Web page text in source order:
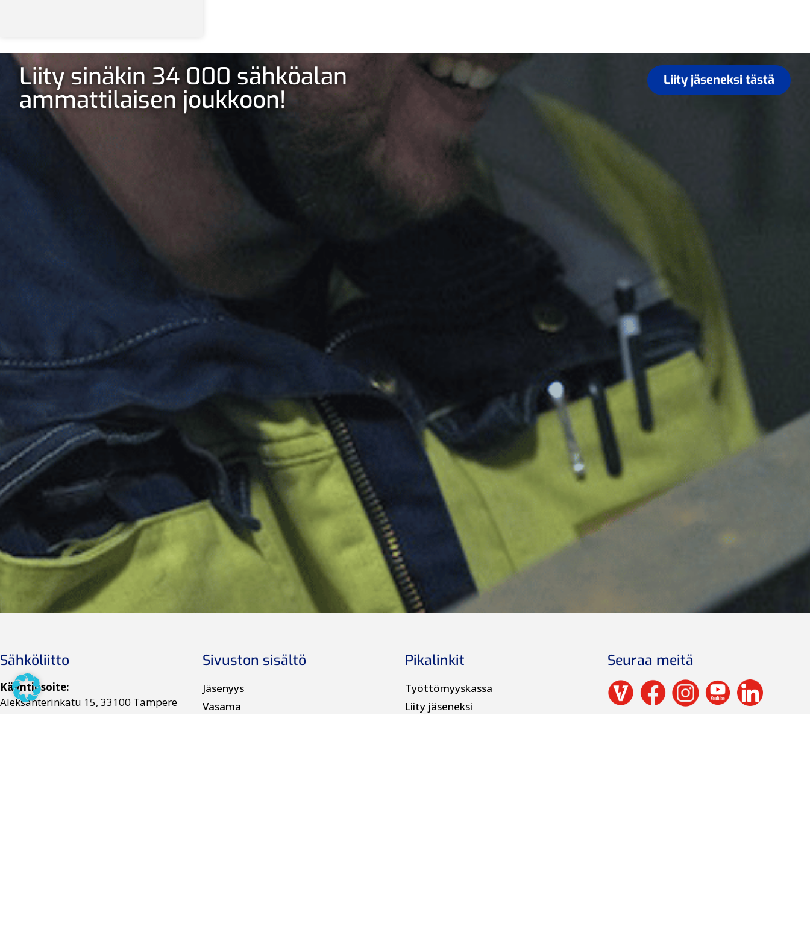
Liity sinäkin 34 000 sähköalan
ammattilaisen joukkoon!
Liity jäseneksi tästä
Sähköliitto
Käyntiosoite:
Aleksanterinkatu 15, 33100 Tampere
Sivuston sisältö
Jäsenyys
Vasama
Pikalinkit
Työttömyyskassa
Liity jäseneksi
Seuraa meitä